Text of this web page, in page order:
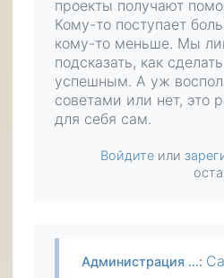
проекты получают
Кому-то поступает
кому-то меньше. Мы
подсказать, как
успешным. А уж
советами или нет, это
для себя сам.
Войдите или
Администрация …: Сайт не является